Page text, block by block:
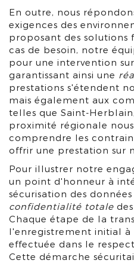
En outre, nous
exigences des
proposant des solutions
cas de besoin, notre
pour une intervention
garantissant ainsi une
prestations s'étendent
mais également aux
telles que Saint-
proximité régionale
comprendre les
offrir une prestation sur
Pour illustrer notre
un point d'honneur à
sécurisation des
confidentialité totale
Chaque étape de la
l'enregistrement initial à
effectuée dans le
Cette démarche